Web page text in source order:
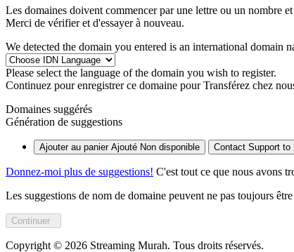
Les domaines doivent commencer par une lettre ou un nombre
Merci de vérifier et d'essayer à nouveau.
We detected the domain you entered is an international domain
Please select the language of the domain you wish to register.
Continuez pour enregistrer ce domaine pour Transférez chez
Domaines suggérés
Génération de suggestions
Ajouter au panier Ajouté Non disponible Contact Support to
Donnez-moi plus de suggestions! C'est tout ce que nous avons
Les suggestions de nom de domaine peuvent ne pas toujours
Copyright © 2026 Streaming Murah. Tous droits réservés.